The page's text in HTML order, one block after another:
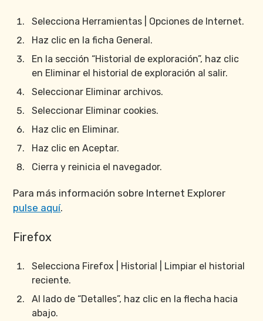
Selecciona Herramientas | Opciones de Internet.
Haz clic en la ficha General.
En la sección “Historial de exploración”, haz clic
en Eliminar el historial de exploración al salir.
Seleccionar Eliminar archivos.
Seleccionar Eliminar cookies.
Haz clic en Eliminar.
Haz clic en Aceptar.
Cierra y reinicia el navegador.
Para más información sobre Internet Explorer
pulse aquí.
Firefox
Selecciona Firefox | Historial | Limpiar el historial
reciente.
Al lado de “Detalles”, haz clic en la flecha hacia
abajo.